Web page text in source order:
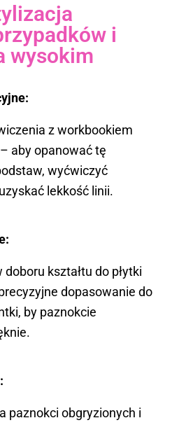
i
wysokim
z workbookiem
– aby opanować tę
wyćwiczyć
lekkość linii.
kształtu do płytki
dopasowanie do
by paznokcie
paznokci obgryzionych i